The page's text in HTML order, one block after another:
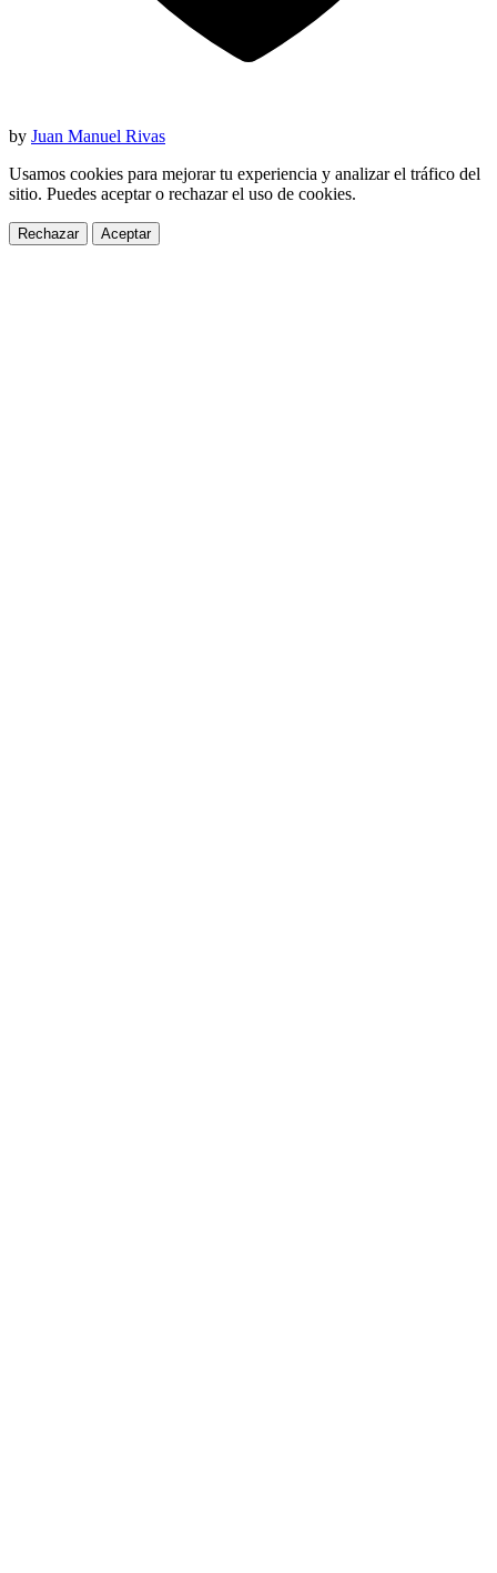
by Juan Manuel Rivas
Usamos cookies para mejorar tu experiencia y analizar el tráfico del
sitio. Puedes aceptar o rechazar el uso de cookies.
Rechazar Aceptar